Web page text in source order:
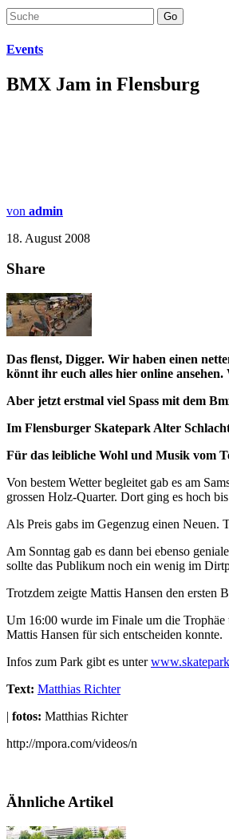
Go
Events
BMX Jam in Flensburg
von admin
18. August 2008
Share
Das flenst, Digger. Wir haben einen
könnt ihr euch alles hier online
Aber jetzt erstmal viel Spass mit dem
Im Flensburger Skatepark Alter
Für das leibliche Wohl und Musik vom
Von bestem Wetter begleitet gab es am
grossen Holz-Quarter. Dort ging es hoch
Als Preis gabs im Gegenzug einen
Am Sonntag gab es dann bei ebenso
sollte das Publikum noch ein wenig im
Trotzdem zeigte Mattis Hansen den
Um 16:00 wurde im Finale um die
Mattis Hansen für sich entscheiden konnte.
Infos zum Park gibt es unter
Text: Matthias Richter
| fotos: Matthias Richter
http://mpora.com/videos/n
Ähnliche Artikel